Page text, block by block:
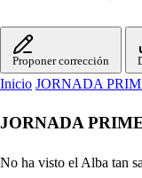
Proponer corrección
Inicio JORNADA
JORNADA
No ha visto el Alba tan sangriento día. Triste suceso! l. Extraño rompimiento! Falsó a mi Raino el bien, y la alegría. El Príncipe, señor, cuyo ardimiento mayor en los peligros parecía, al belico tumolto, y al concento de las armas, y voces le arrojaba, despreciando la muerte que miraba? En cada flecha, en dada opuesto brazo un Ministro mortal roconocimos; mas él a quien jamás causó embarazo el contrario poder que resistimos, tojo desde la punta hasta el recazo, su estoque de enemiga sangre vimos, que queriendo venderla bien vendida, por un mislon de vidas dio su vida. Glorioso con tan próspero suceso el Lóngobardo Rey supeditaba, un tordillo frizón, que de travieso; iedras al cielo con los pies tiraba: soberbio el bruto, y del bocado preso, los negros alacranes argentaba, que parocla de espuma en tanta suma, monstruo que navegaba por la espuma. La insignia Real pendiente de su cuello, con un bastón el campo discurría, que armado del empeine hasta el cabello, un animado risco parecía, miedo a sus enemigos puso el bello, y amor en sus vasallos infundía, que asegurados del fatal destino aclamaban el nombre de Albuino.